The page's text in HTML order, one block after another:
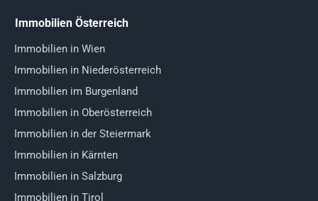
Immobilien Österreich
Immobilien in Wien
Immobilien in Niederösterreich
Immobilien im Burgenland
Immobilien in Oberösterreich
Immobilien in der Steiermark
Immobilien in Kärnten
Immobilien in Salzburg
Immobilien in Tirol